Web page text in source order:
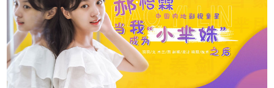
[进入专题]
专访丨豆丁儿童摄影创始人李敏：芬芳人生，万般姿态